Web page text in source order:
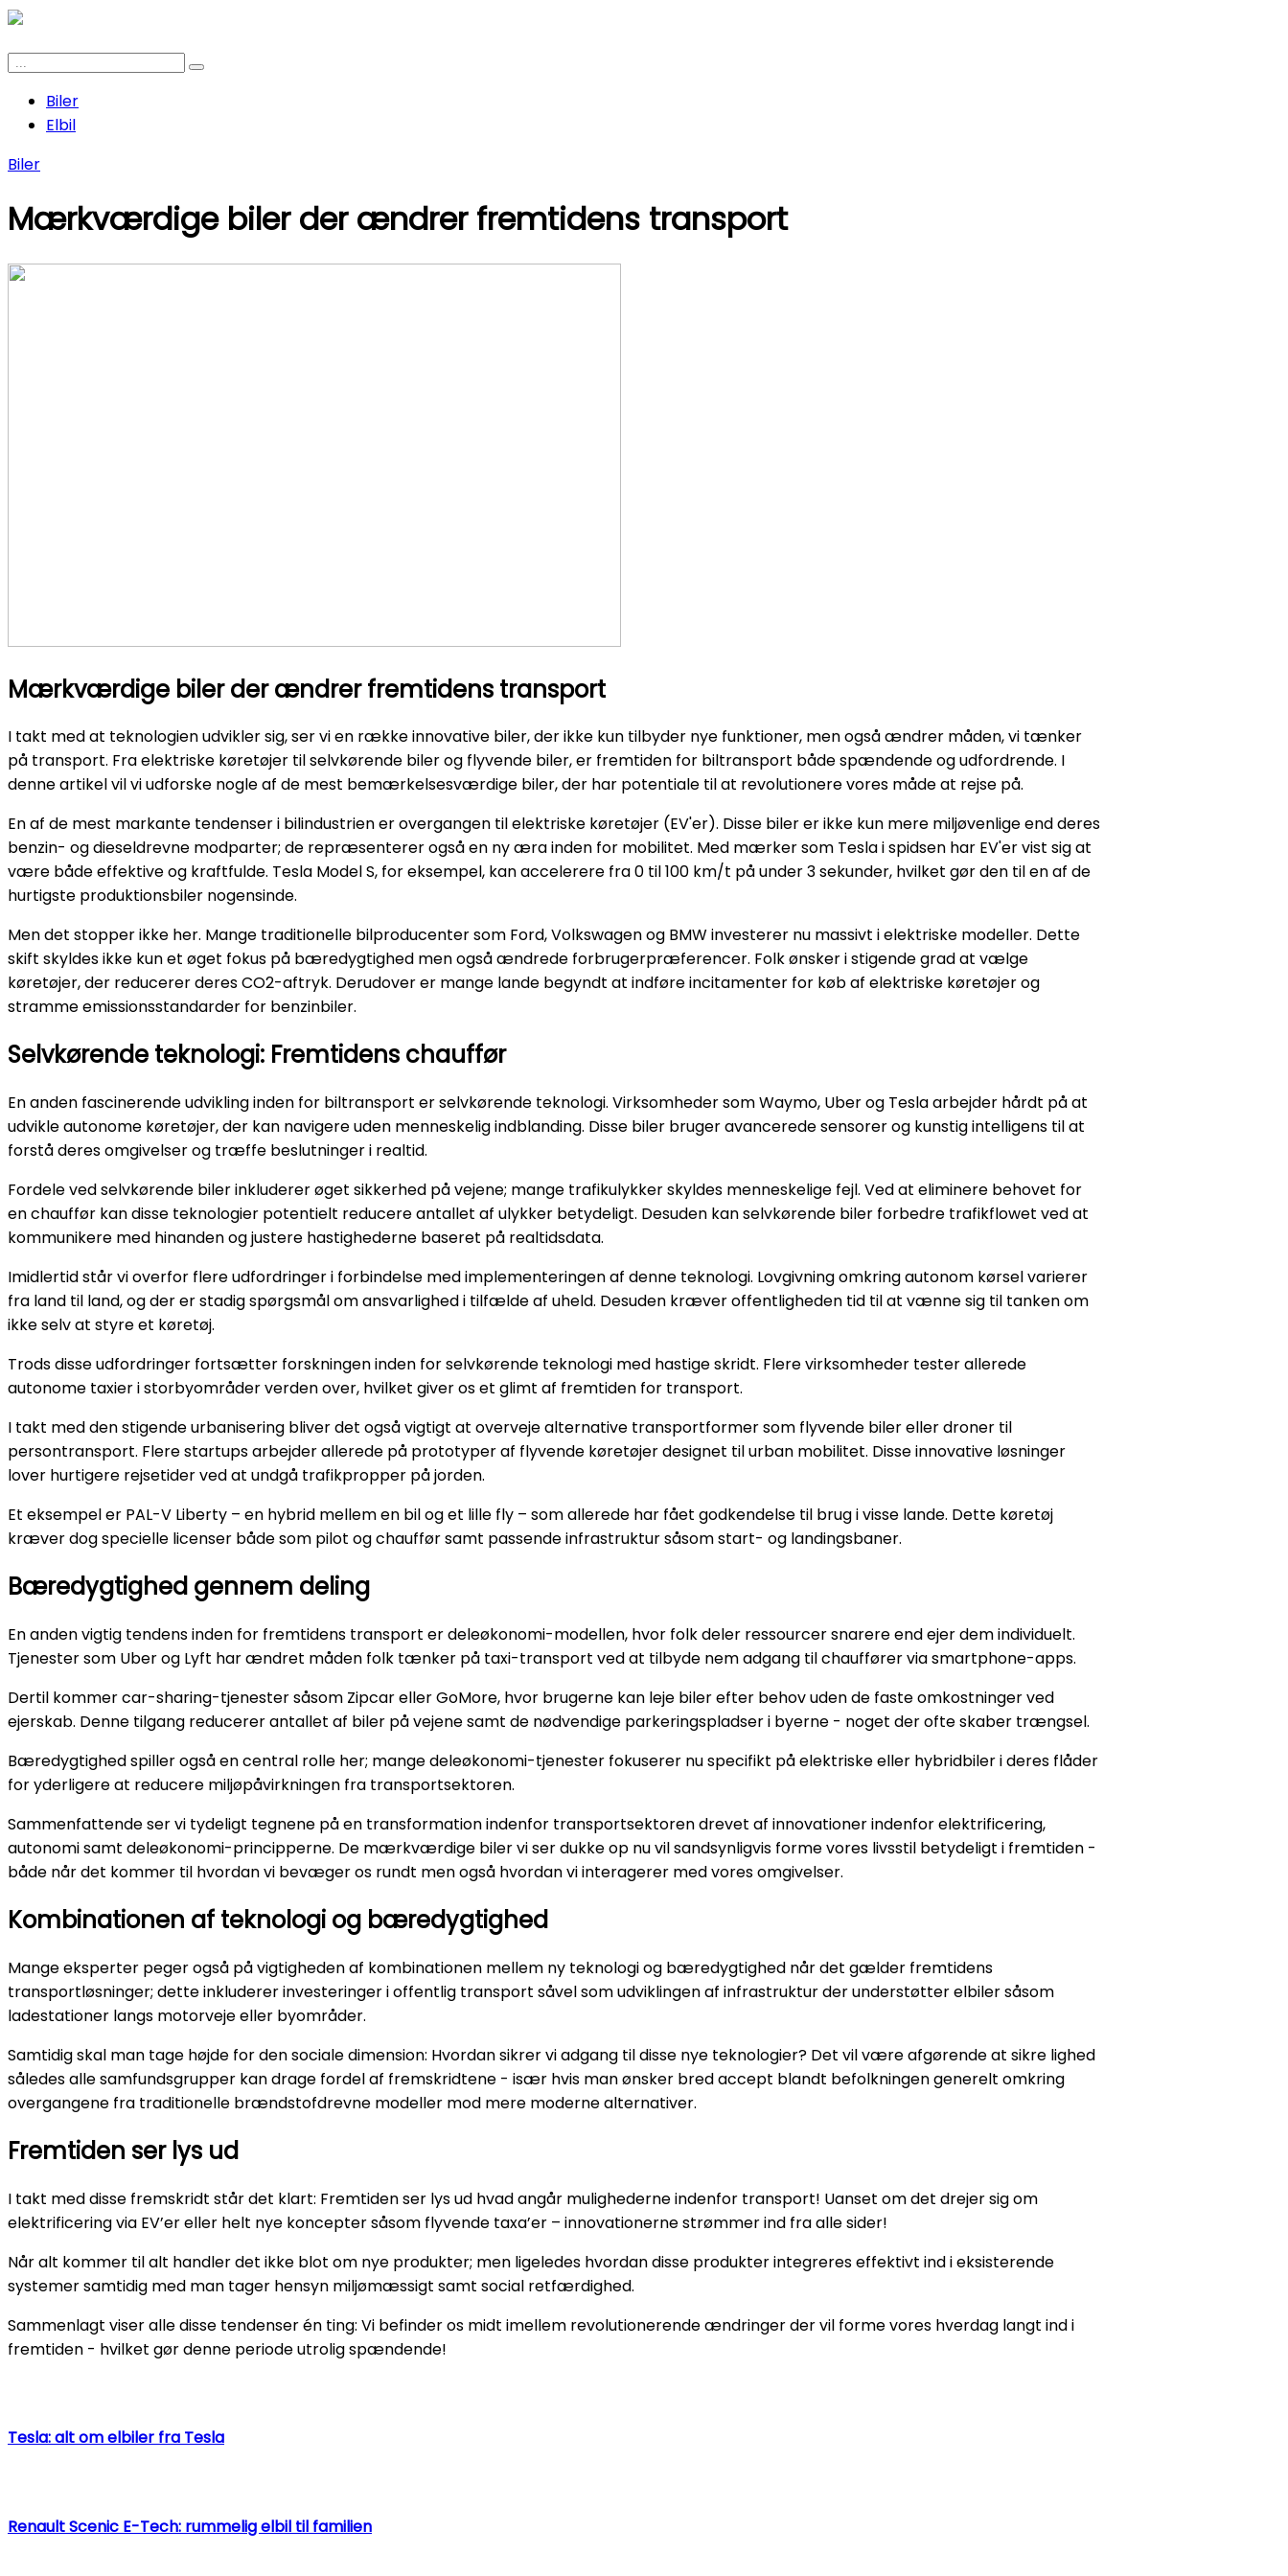
Biler
Elbil
Biler
Mærkværdige biler der ændrer fremtidens transport
Mærkværdige biler der ændrer fremtidens transport
I takt med at teknologien udvikler sig, ser vi en række innovative biler, der ikke kun tilbyder nye funktioner, men også ændrer måden, vi tænker
på transport. Fra elektriske køretøjer til selvkørende biler og flyvende biler, er fremtiden for biltransport både spændende og udfordrende. I
denne artikel vil vi udforske nogle af de mest bemærkelsesværdige biler, der har potentiale til at revolutionere vores måde at rejse på.
En af de mest markante tendenser i bilindustrien er overgangen til elektriske køretøjer (EV'er). Disse biler er ikke kun mere miljøvenlige end deres
benzin- og dieseldrevne modparter; de repræsenterer også en ny æra inden for mobilitet. Med mærker som Tesla i spidsen har EV'er vist sig at
være både effektive og kraftfulde. Tesla Model S, for eksempel, kan accelerere fra 0 til 100 km/t på under 3 sekunder, hvilket gør den til en af de
hurtigste produktionsbiler nogensinde.
Men det stopper ikke her. Mange traditionelle bilproducenter som Ford, Volkswagen og BMW investerer nu massivt i elektriske modeller. Dette
skift skyldes ikke kun et øget fokus på bæredygtighed men også ændrede forbrugerpræferencer. Folk ønsker i stigende grad at vælge
køretøjer, der reducerer deres CO2-aftryk. Derudover er mange lande begyndt at indføre incitamenter for køb af elektriske køretøjer og
stramme emissionsstandarder for benzinbiler.
Selvkørende teknologi: Fremtidens chauffør
En anden fascinerende udvikling inden for biltransport er selvkørende teknologi. Virksomheder som Waymo, Uber og Tesla arbejder hårdt på at
udvikle autonome køretøjer, der kan navigere uden menneskelig indblanding. Disse biler bruger avancerede sensorer og kunstig intelligens til at
forstå deres omgivelser og træffe beslutninger i realtid.
Fordele ved selvkørende biler inkluderer øget sikkerhed på vejene; mange trafikulykker skyldes menneskelige fejl. Ved at eliminere behovet for
en chauffør kan disse teknologier potentielt reducere antallet af ulykker betydeligt. Desuden kan selvkørende biler forbedre trafikflowet ved at
kommunikere med hinanden og justere hastighederne baseret på realtidsdata.
Imidlertid står vi overfor flere udfordringer i forbindelse med implementeringen af denne teknologi. Lovgivning omkring autonom kørsel varierer
fra land til land, og der er stadig spørgsmål om ansvarlighed i tilfælde af uheld. Desuden kræver offentligheden tid til at vænne sig til tanken om
ikke selv at styre et køretøj.
Trods disse udfordringer fortsætter forskningen inden for selvkørende teknologi med hastige skridt. Flere virksomheder tester allerede
autonome taxier i storbyområder verden over, hvilket giver os et glimt af fremtiden for transport.
I takt med den stigende urbanisering bliver det også vigtigt at overveje alternative transportformer som flyvende biler eller droner til
persontransport. Flere startups arbejder allerede på prototyper af flyvende køretøjer designet til urban mobilitet. Disse innovative løsninger
lover hurtigere rejsetider ved at undgå trafikpropper på jorden.
Et eksempel er PAL-V Liberty – en hybrid mellem en bil og et lille fly – som allerede har fået godkendelse til brug i visse lande. Dette køretøj
kræver dog specielle licenser både som pilot og chauffør samt passende infrastruktur såsom start- og landingsbaner.
Bæredygtighed gennem deling
En anden vigtig tendens inden for fremtidens transport er deleøkonomi-modellen, hvor folk deler ressourcer snarere end ejer dem individuelt.
Tjenester som Uber og Lyft har ændret måden folk tænker på taxi-transport ved at tilbyde nem adgang til chauffører via smartphone-apps.
Dertil kommer car-sharing-tjenester såsom Zipcar eller GoMore, hvor brugerne kan leje biler efter behov uden de faste omkostninger ved
ejerskab. Denne tilgang reducerer antallet af biler på vejene samt de nødvendige parkeringspladser i byerne - noget der ofte skaber trængsel.
Bæredygtighed spiller også en central rolle her; mange deleøkonomi-tjenester fokuserer nu specifikt på elektriske eller hybridbiler i deres flåder
for yderligere at reducere miljøpåvirkningen fra transportsektoren.
Sammenfattende ser vi tydeligt tegnene på en transformation indenfor transportsektoren drevet af innovationer indenfor elektrificering,
autonomi samt deleøkonomi-principperne. De mærkværdige biler vi ser dukke op nu vil sandsynligvis forme vores livsstil betydeligt i fremtiden -
både når det kommer til hvordan vi bevæger os rundt men også hvordan vi interagerer med vores omgivelser.
Kombinationen af teknologi og bæredygtighed
Mange eksperter peger også på vigtigheden af kombinationen mellem ny teknologi og bæredygtighed når det gælder fremtidens
transportløsninger; dette inkluderer investeringer i offentlig transport såvel som udviklingen af infrastruktur der understøtter elbiler såsom
ladestationer langs motorveje eller byområder.
Samtidig skal man tage højde for den sociale dimension: Hvordan sikrer vi adgang til disse nye teknologier? Det vil være afgørende at sikre lighed
således alle samfundsgrupper kan drage fordel af fremskridtene - især hvis man ønsker bred accept blandt befolkningen generelt omkring
overgangene fra traditionelle brændstofdrevne modeller mod mere moderne alternativer.
Fremtiden ser lys ud
I takt med disse fremskridt står det klart: Fremtiden ser lys ud hvad angår mulighederne indenfor transport! Uanset om det drejer sig om
elektrificering via EV’er eller helt nye koncepter såsom flyvende taxa’er – innovationerne strømmer ind fra alle sider!
Når alt kommer til alt handler det ikke blot om nye produkter; men ligeledes hvordan disse produkter integreres effektivt ind i eksisterende
systemer samtidig med man tager hensyn miljømæssigt samt social retfærdighed.
Sammenlagt viser alle disse tendenser én ting: Vi befinder os midt imellem revolutionerende ændringer der vil forme vores hverdag langt ind i
fremtiden - hvilket gør denne periode utrolig spændende!
Tesla: alt om elbiler fra Tesla
Renault Scenic E-Tech: rummelig elbil til familien